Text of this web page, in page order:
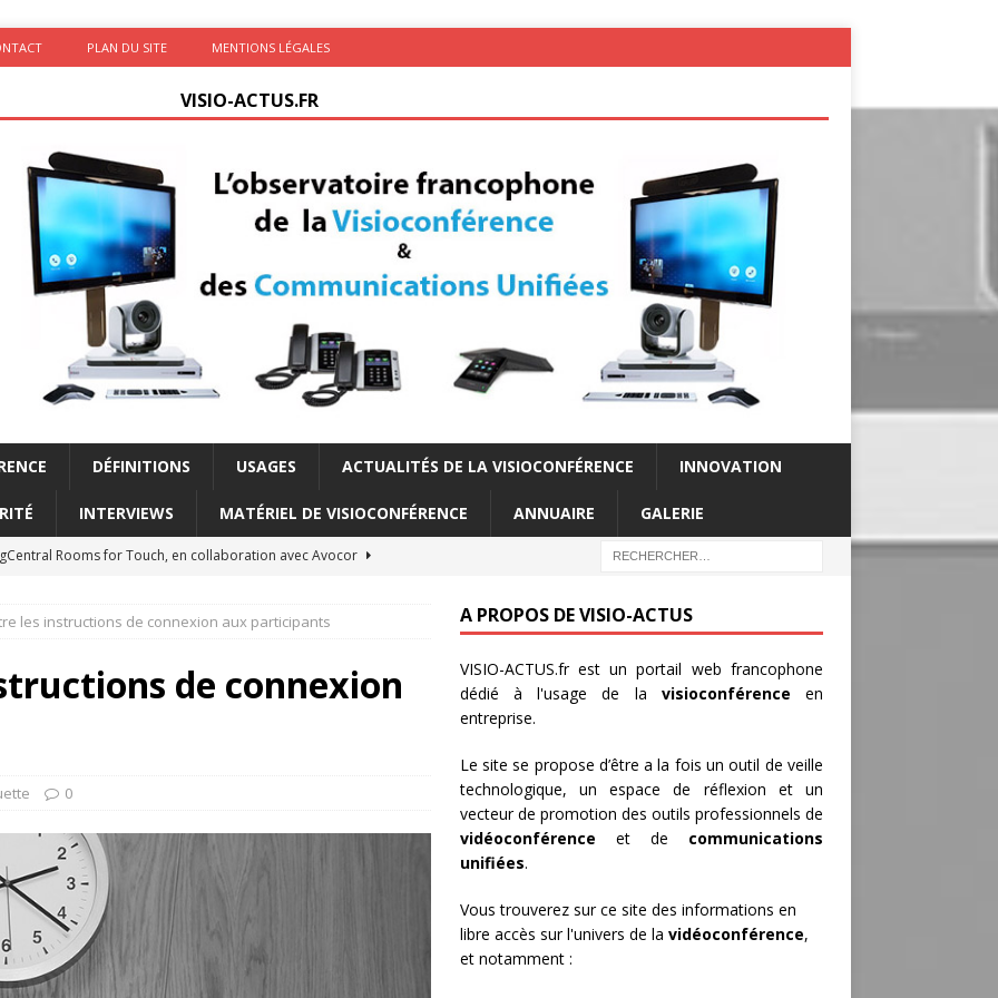
PLAN DU SITE MENTIONS LÉGALES
VISIO-ACTUS.FR
DÉFINITIONS USAGES ACTUALITÉS DE LA VISIOCONFÉRENCE INNOVATION
INTERVIEWS MATÉRIEL DE VISIOCONFÉRENCE ANNUAIRE GALERIE
Rooms for Touch, en collaboration avec Avocor
incrustation (picture-in-picture)
LEXIQUE DE LA
VISIOCONFÉRENCE
les instructions de connexion aux participants
de connexion
0
A PROPOS DE VISIO-ACTUS
VISIO-ACTUS.frest un portail web francophone
dédié à l'usage de la visioconférence
en
entreprise.
Le site se propose d’être a la fois un outil de veille
technologique, un espace de réflexion et un
vecteur de promotion des outils professionnels de
vidéoconférence et de communications
unifiées.
Vous trouverez sur ce site des informations en
libre accès sur l'univers de la vidéoconférence,
et notamment :